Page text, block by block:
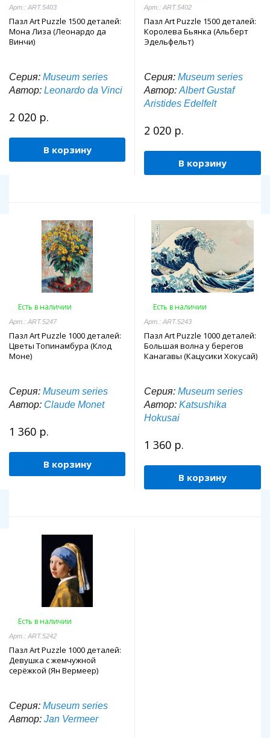
Арт.: ART.5403
Пазл Art Puzzle 1500 деталей:
Мона Лиза (Леонардо да
Винчи)
Серия: Museum series
Автор: Leonardo da Vinci
2 020 р.
В корзину
Арт.: ART.5402
Пазл Art Puzzle 1500 деталей:
Королева Бьянка (Альберт
Эдельфельт)
Серия: Museum series
Автор: Albert Gustaf
Aristides Edelfelt
2 020 р.
В корзину
Есть в наличии
Арт.: ART.5247
Пазл Art Puzzle 1000 деталей:
Цветы Топинамбура (Клод
Моне)
Серия: Museum series
Автор: Claude Monet
1 360 р.
В корзину
Есть в наличии
Арт.: ART.5243
Пазл Art Puzzle 1000 деталей:
Большая волна у берегов
Канагавы (Кацусики Хокусай)
Серия: Museum series
Автор: Katsushika
Hokusai
1 360 р.
В корзину
Есть в наличии
Арт.: ART.5242
Пазл Art Puzzle 1000 деталей:
Девушка с жемчужной
серёжкой (Ян Вермеер)
Серия: Museum series
Автор: Jan Vermeer